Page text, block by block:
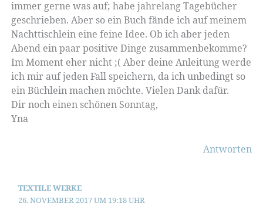
immer gerne was auf; habe jahrelang Tagebücher
geschrieben. Aber so ein Buch fände ich auf meinem
Nachttischlein eine feine Idee. Ob ich aber jeden
Abend ein paar positive Dinge zusammenbekomme?
Im Moment eher nicht ;( Aber deine Anleitung werde
ich mir auf jeden Fall speichern, da ich unbedingt so
ein Büchlein machen möchte. Vielen Dank dafür.
Dir noch einen schönen Sonntag,
Yna
Antworten
TEXTILE WERKE
26. NOVEMBER 2017 UM 19:18 UHR